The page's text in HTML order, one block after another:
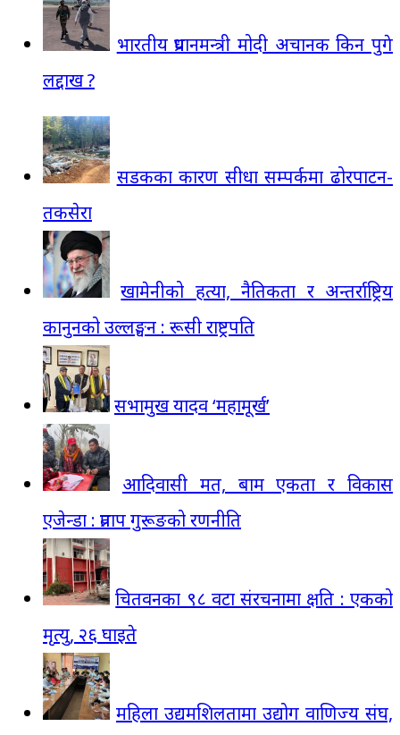
भारतीय प्रधानमन्त्री मोदी अचानक किन पुगे
लद्दाख ?
सडकका कारण सीधा सम्पर्कमा ढोरपाटन-
तकसेरा
खामेनीको हत्या, नैतिकता र अन्तर्राष्ट्रिय
कानुनको उल्लङ्घन : रूसी राष्ट्रपति
सभामुख यादव ‘महामूर्ख’
आदिवासी मत, बाम एकता र विकास
एजेन्डा : प्रताप गुरूङको रणनीति
चितवनका ९८ वटा संरचनामा क्षति : एकको
मृत्यु, २६ घाइते
महिला उद्यमशिलतामा उद्योग वाणिज्य संघ,